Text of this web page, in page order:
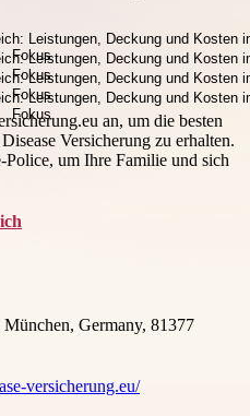
an, um die besten
Versicherung zu erhalten.
um Ihre Familie und sich
München, Germany, 81377
versicherung.eu/